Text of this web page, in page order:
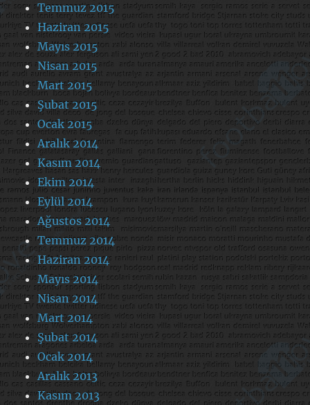
Temmuz 2015
Haziran 2015
Mayıs 2015
Nisan 2015
Mart 2015
Şubat 2015
Ocak 2015
Aralık 2014
Kasım 2014
Ekim 2014
Eylül 2014
Ağustos 2014
Temmuz 2014
Haziran 2014
Mayıs 2014
Nisan 2014
Mart 2014
Şubat 2014
Ocak 2014
Aralık 2013
Kasım 2013